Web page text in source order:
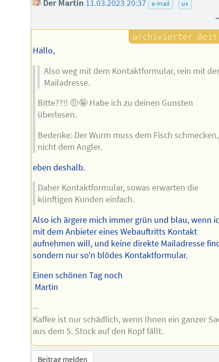
Der Martin 11.03.2023 20:37 e-mail ux
Hallo,
Also weg mit dem Kontaktformular, rein mit der
Mailadresse.
Bitte??!! 🤨🤪 Habe ich zu deinen Gunsten
überlesen.
Bedenke: Der Wurm muss dem Fisch schmecken,
nicht dem Angler.
eben deshalb.
Daher Kontaktformular, sowas erwarten die
künftigen Kunden einfach.
Also ich ärgere mich immer grün und blau, wenn
mit dem Anbieter eines Webauftritts Kontakt
aufnehmen will, und keine direkte Mailadresse
sondern nur so'n blödes Kontaktformular.
Einen schönen Tag noch
Martin
--
Kaffee ist nur schädlich, wenn Ihnen ein ganzer
aus dem 5. Stock auf den Kopf fällt.
Beitrag melden